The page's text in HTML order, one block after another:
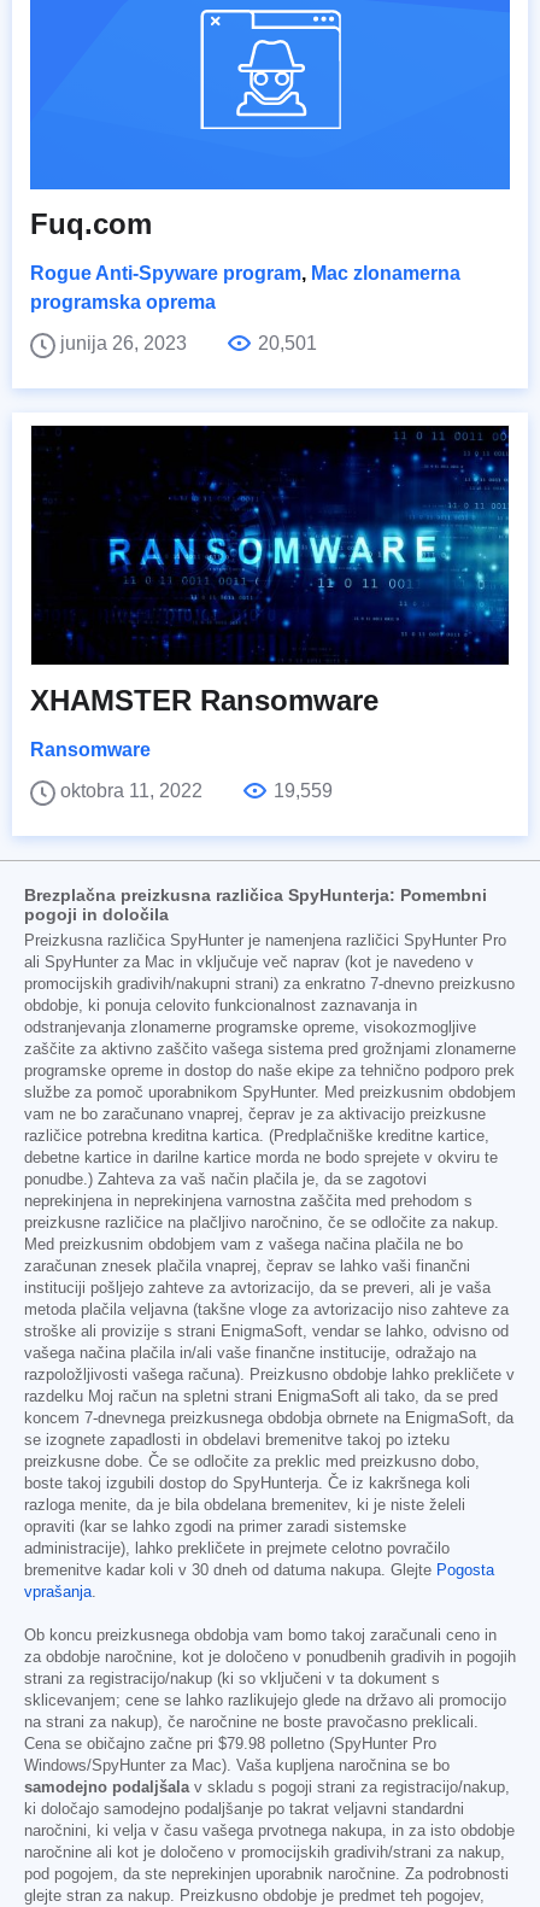
Fuq.com
Rogue Anti-Spyware program, Mac zlonamerna
programska oprema
junija 26, 2023
20,501
XHAMSTER Ransomware
Ransomware
oktobra 11, 2022
19,559
Brezplačna preizkusna različica SpyHunterja: Pomembni
pogoji in določila
Preizkusna različica SpyHunter je namenjena različici SpyHunter Pro
ali SpyHunter za Mac in vključuje več naprav (kot je navedeno v
promocijskih gradivih/nakupni strani) za enkratno 7-dnevno preizkusno
obdobje, ki ponuja celovito funkcionalnost zaznavanja in
odstranjevanja zlonamerne programske opreme, visokozmogljive
zaščite za aktivno zaščito vašega sistema pred grožnjami zlonamerne
programske opreme in dostop do naše ekipe za tehnično podporo prek
službe za pomoč uporabnikom SpyHunter. Med preizkusnim obdobjem
vam ne bo zaračunano vnaprej, čeprav je za aktivacijo preizkusne
različice potrebna kreditna kartica. (Predplačniške kreditne kartice,
debetne kartice in darilne kartice morda ne bodo sprejete v okviru te
ponudbe.) Zahteva za vaš način plačila je, da se zagotovi
neprekinjena in neprekinjena varnostna zaščita med prehodom s
preizkusne različice na plačljivo naročnino, če se odločite za nakup.
Med preizkusnim obdobjem vam z vašega načina plačila ne bo
zaračunan znesek plačila vnaprej, čeprav se lahko vaši finančni
instituciji pošljejo zahteve za avtorizacijo, da se preveri, ali je vaša
metoda plačila veljavna (takšne vloge za avtorizacijo niso zahteve za
stroške ali provizije s strani EnigmaSoft, vendar se lahko, odvisno od
vašega načina plačila in/ali vaše finančne institucije, odražajo na
razpoložljivosti vašega računa). Preizkusno obdobje lahko prekličete v
razdelku Moj račun na spletni strani EnigmaSoft ali tako, da se pred
koncem 7-dnevnega preizkusnega obdobja obrnete na EnigmaSoft, da
se izognete zapadlosti in obdelavi bremenitve takoj po izteku
preizkusne dobe. Če se odločite za preklic med preizkusno dobo,
boste takoj izgubili dostop do SpyHunterja. Če iz kakršnega koli
razloga menite, da je bila obdelana bremenitev, ki je niste želeli
opraviti (kar se lahko zgodi na primer zaradi sistemske
administracije), lahko prekličete in prejmete celotno povračilo
bremenitve kadar koli v 30 dneh od datuma nakupa. Glejte Pogosta
vprašanja.
Ob koncu preizkusnega obdobja vam bomo takoj zaračunali ceno in
za obdobje naročnine, kot je določeno v ponudbenih gradivih in pogojih
strani za registracijo/nakup (ki so vključeni v ta dokument s
sklicevanjem; cene se lahko razlikujejo glede na državo ali promocijo
na strani za nakup), če naročnine ne boste pravočasno preklicali.
Cena se običajno začne pri $79.98 polletno (SpyHunter Pro
Windows/SpyHunter za Mac). Vaša kupljena naročnina se bo
samodejno podaljšalav skladu s pogoji strani za registracijo/nakup,
ki določajo samodejno podaljšanje po takrat veljavni standardni
naročnini, ki velja v času vašega prvotnega nakupa, in za isto obdobje
naročnine ali kot je določeno v promocijskih gradivih/strani za nakup,
pod pogojem, da ste neprekinjen uporabnik naročnine. Za podrobnosti
glejte stran za nakup. Preizkusno obdobje je predmet teh pogojev,